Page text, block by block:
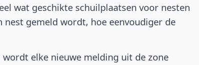
wat geschikte schuilplaatsen voor nesten
gemeld wordt, hoe eenvoudiger de
elke nieuwe melding uit de zone